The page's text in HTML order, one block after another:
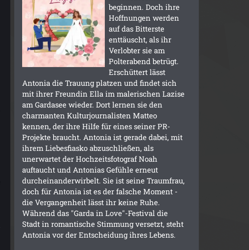
beginnen. Doch ihre
Hoffnungen werden
auf das Bitterste
enttäuscht, als ihr
Verlobter sie am
Polterabend betrügt.
Erschüttert lässt
Antonia die Trauung platzen und findet sich
mit ihrer Freundin Ella im malerischen Lazise
am Gardasee wieder. Dort lernen sie den
charmanten Kulturjournalisten Matteo
kennen, der ihre Hilfe für eines seiner PR-
Projekte braucht. Antonia ist gerade dabei, mit
ihrem Liebesfiasko abzuschließen, als
unerwartet der Hochzeitsfotograf Noah
auftaucht und Antonias Gefühle erneut
durcheinanderwirbelt. Sie ist seine Traumfrau,
doch für Antonia ist es der falsche Moment -
die Vergangenheit lässt ihr keine Ruhe.
Während das "Garda in Love"-Festival die
Stadt in romantische Stimmung versetzt, steht
Antonia vor der Entscheidung ihres Lebens.